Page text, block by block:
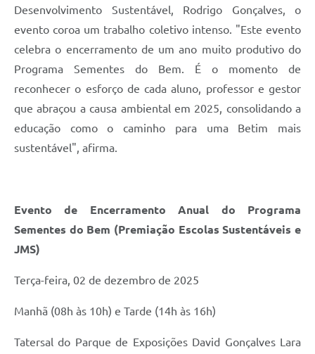
Desenvolvimento Sustentável, Rodrigo Gonçalves, o
evento coroa um trabalho coletivo intenso. "Este evento
celebra o encerramento de um ano muito produtivo do
Programa Sementes do Bem. É o momento de
reconhecer o esforço de cada aluno, professor e gestor
que abraçou a causa ambiental em 2025, consolidando a
educação como o caminho para uma Betim mais
sustentável", afirma.
Evento de Encerramento Anual do Programa
Sementes do Bem (Premiação Escolas Sustentáveis e
JMS)
Terça-feira, 02 de dezembro de 2025
Manhã (08h às 10h) e Tarde (14h às 16h)
Tatersal do Parque de Exposições David Gonçalves Lara